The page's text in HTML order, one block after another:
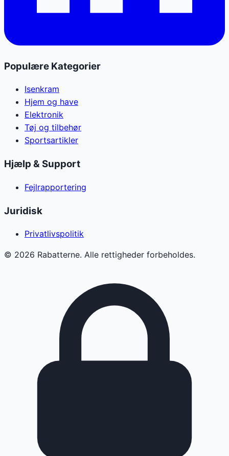
Populære Kategorier
Isenkram
Hjem og have
Elektronik
Tøj og tilbehør
Sportsartikler
Hjælp & Support
Fejlrapportering
Juridisk
Privatlivspolitik
© 2026 Rabatterne. Alle rettigheder forbeholdes.